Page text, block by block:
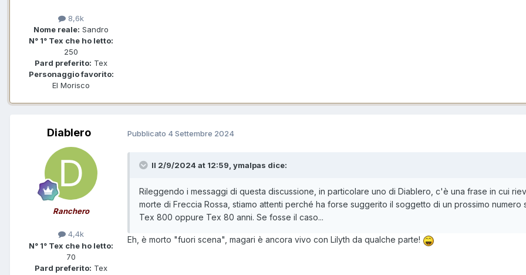
8,6k
Nome reale: Sandro
N° 1° Tex che ho letto:
250
Pard preferito: Tex
Personaggio favorito:
El Morisco
Diablero
Ranchero
4,4k
N° 1° Tex che ho letto:
70
Pard preferito: Tex
Pubblicato 4 Settembre 2024
Il 2/9/2024 at 12:59, ymalpas dice:
Rileggendo i messaggi di questa discussione, in particolare uno di Diablero, c'è una frase in cui
morte di Freccia Rossa, stiamo attenti perché ha forse suggerito il soggetto di un prossimo numero
Tex 800 oppure Tex 80 anni. Se fosse il caso...
Eh, è morto "fuori scena", magari è ancora vivo con Lilyth da qualche parte!